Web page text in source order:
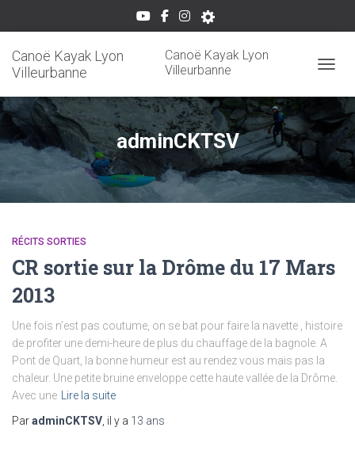
Canoë Kayak Lyon
Villeurbanne
Canoë Kayak Lyon
Villeurbanne
adminCKTSV
RÉCITS SORTIES
CR sortie sur la Drôme du 17 Mars
2013
Une fois n’est pas coutume, on se bat pour faire la navette , histoire
de profiter une demi-heure de plus du chauffage de la bagnole. A
Pont de Quart, la bonne humeur est au rendez vous mais pas la
chaleur. Une petite bruine enveloppe cette haute vallée de la Drôme.
Avec une
Lire la suite
ParadminCKTSV , il y a 13 ans